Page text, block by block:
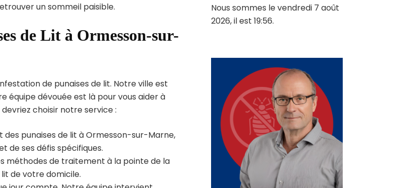
un sommeil paisible.
de Lit à Ormesson-sur-
de punaises de lit. Notre ville est
équipe dévouée est là pour vous aider à
choisir notre service :
punaises de lit à Ormesson-sur-Marne,
de ses défis spécifiques.
méthodes de traitement à la pointe de la
de votre domicile.
Nous sommes le vendredi 7 août
2026, il est 19:56.